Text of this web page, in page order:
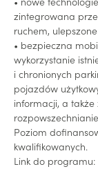
zintegrowana
ruchem,
• bezpieczna
wykorzystanie
i chronionych
pojazdów
informacji, a
Poziom
kwalifikowanych.
Link do